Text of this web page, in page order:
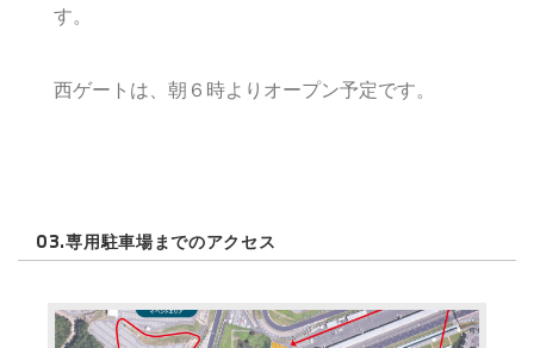
す。
西ゲートは、朝６時よりオープン予定です。
03.専用駐車場までのアクセス